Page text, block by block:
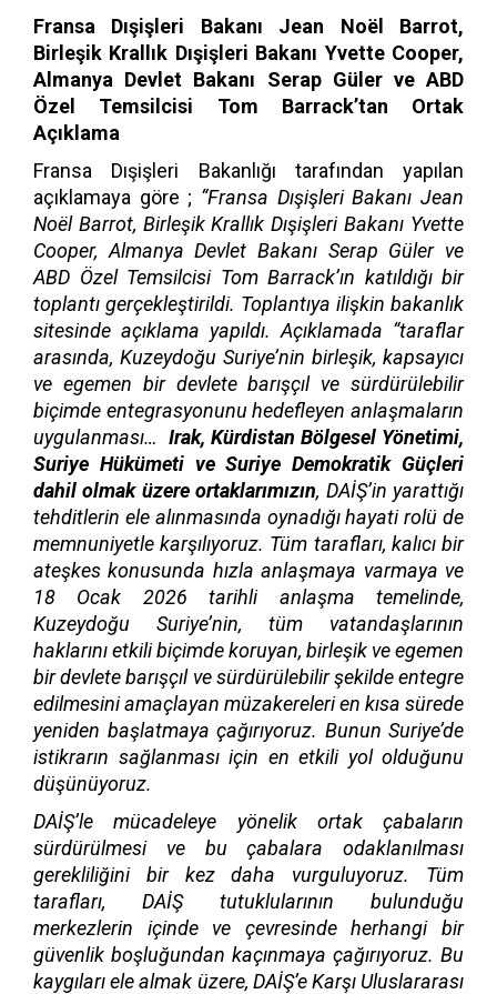
Fransa Dışişleri Bakanı Jean Noël Barrot,
Birleşik Krallık Dışişleri Bakanı Yvette Cooper,
Almanya Devlet Bakanı Serap Güler ve ABD
Özel Temsilcisi Tom Barrack’tan Ortak
Açıklama
Fransa Dışişleri Bakanlığı tarafından yapılan
açıklamaya göre ; “Fransa Dışişleri Bakanı Jean
Noël Barrot, Birleşik Krallık Dışişleri Bakanı Yvette
Cooper, Almanya Devlet Bakanı Serap Güler ve
ABD Özel Temsilcisi Tom Barrack’ın katıldığı bir
toplantı gerçekleştirildi. Toplantıya ilişkin bakanlık
sitesinde açıklama yapıldı. Açıklamada “taraflar
arasında, Kuzeydoğu Suriye’nin birleşik, kapsayıcı
ve egemen bir devlete barışçıl ve sürdürülebilir
biçimde entegrasyonunu hedefleyen anlaşmaların
uygulanması… Irak, Kürdistan Bölgesel Yönetimi,
Suriye Hükümeti ve Suriye Demokratik Güçleri
dahil olmak üzere ortaklarımızın, DAİŞ’in yarattığı
tehditlerin ele alınmasında oynadığı hayati rolü de
memnuniyetle karşılıyoruz. Tüm tarafları, kalıcı bir
ateşkes konusunda hızla anlaşmaya varmaya ve
18 Ocak 2026 tarihli anlaşma temelinde,
Kuzeydoğu Suriye’nin, tüm vatandaşlarının
haklarını etkili biçimde koruyan, birleşik ve egemen
bir devlete barışçıl ve sürdürülebilir şekilde entegre
edilmesini amaçlayan müzakereleri en kısa sürede
yeniden başlatmaya çağırıyoruz. Bunun Suriye’de
istikrarın sağlanması için en etkili yol olduğunu
düşünüyoruz.
DAİŞ’le mücadeleye yönelik ortak çabaların
sürdürülmesi ve bu çabalara odaklanılması
gerekliliğini bir kez daha vurguluyoruz. Tüm
tarafları, DAİŞ tutuklularının bulunduğu
merkezlerin içinde ve çevresinde herhangi bir
güvenlik boşluğundan kaçınmaya çağırıyoruz. Bu
kaygıları ele almak üzere, DAİŞ’e Karşı Uluslararası